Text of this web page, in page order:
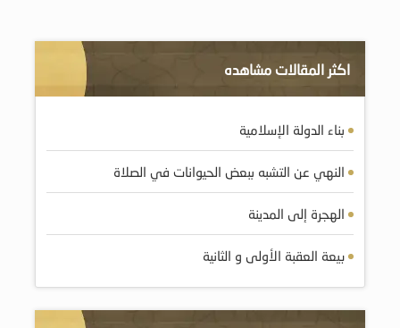
اكثر المقالات مشاهده
بناء الدولة الإسلامية
النهي عن التشبه ببعض الحيوانات في الصلاة
الهجرة إلى المدينة
بيعة العقبة الأولى و الثانية